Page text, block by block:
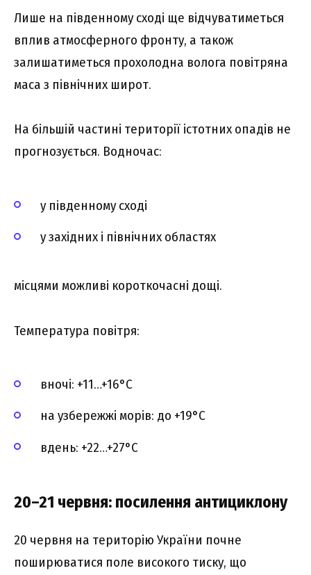
Лише на південному сході ще відчуватиметься
вплив атмосферного фронту, а також
залишатиметься прохолодна волога повітряна
маса з північних широт.
На більшій частині території істотних опадів не
прогнозується. Водночас:
у південному сході
у західних і північних областях
місцями можливі короткочасні дощі.
Температура повітря:
вночі: +11…+16°C
на узбережжі морів: до +19°C
вдень: +22…+27°C
20–21 червня: посилення антициклону
20 червня на територію України почне
поширюватися поле високого тиску, що